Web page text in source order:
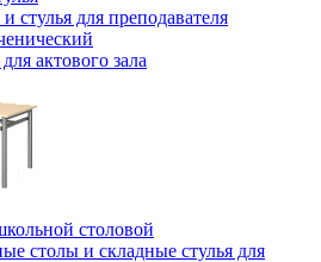
стулья для преподавателя
актового зала
столовой
столы и складные стулья для